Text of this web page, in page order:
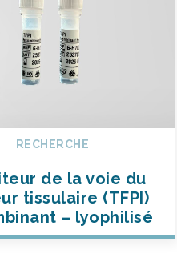
RECHERCHE
de la voie du
tissulaire (TFPI)
– lyophilisé